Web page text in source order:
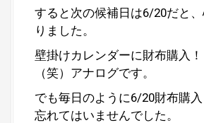
すると次の候補日は6/20だと
りました。
壁掛けカレンダーに財布購入
（笑）アナログです。
でも毎日のように6/20財布購
忘れてはいませんでした。